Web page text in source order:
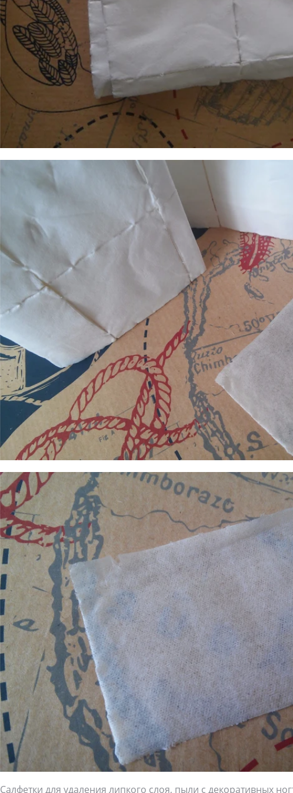
Салфетки для удаления липкого слоя, пыли с декоративных